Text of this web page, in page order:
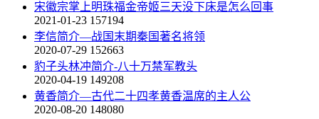
宋徽宗掌上明珠福金帝姬三天没下床是怎么回事
2021-01-23 157194
李信简介—战国末期秦国著名将领
2020-07-29 152663
豹子头林冲简介-八十万禁军教头
2020-04-19 149208
黄香简介—古代二十四孝黄香温席的主人公
2020-08-20 148080